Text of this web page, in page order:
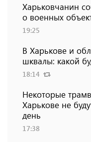
Харьковчанин
о военных
19:25
В Харькове и
шквалы: какой
18:14
Некоторые
Харькове не
день
17:38